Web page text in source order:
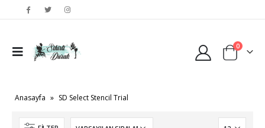
0
Anasayfa » SD Select Stencil Trial